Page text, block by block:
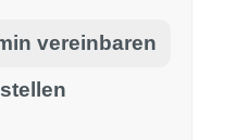
vereinbaren